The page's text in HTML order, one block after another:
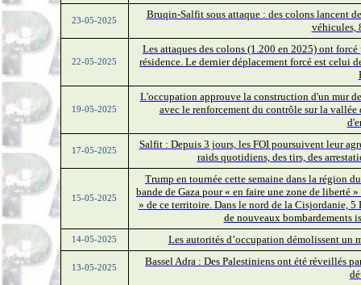
23-05-2025
Bruqin-Salfit sous attaque : des colons lancent
véhicules,
22-05-2025
Les attaques des colons (1.200 en 2025) ont
résidence. Le dernier déplacement forcé est celui
19-05-2025
L'occupation approuve la construction d'un mur
avec le renforcement du contrôle sur la
17-05-2025
Salfit : Depuis 3 jours, les FOI poursuivent leur
raids quotidiens, des tirs, des
15-05-2025
Trump en tournée cette semaine dans la région
bande de Gaza pour « en faire une zone de liberté
» de ce territoire. Dans le nord de la Cisjordanie, 5
de nouveaux bombardements
14-05-2025 Les autorités d’occupation démolissent un
13-05-2025
Bassel Adra : Des Palestiniens ont été réveillés